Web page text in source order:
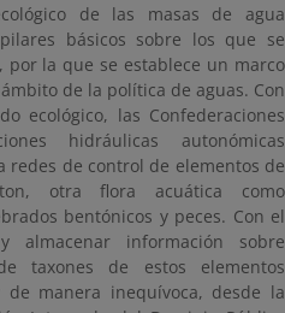
de las masas de agua
básicos sobre los que se
por la que se establece un marco
de la política de aguas. Con
ecológico, las Confederaciones
hidráulicas autonómicas
redes de control de elementos de
otra flora acuática como
bentónicos y peces. Con el
información sobre
taxones de estos elementos
manera inequívoca, desde la